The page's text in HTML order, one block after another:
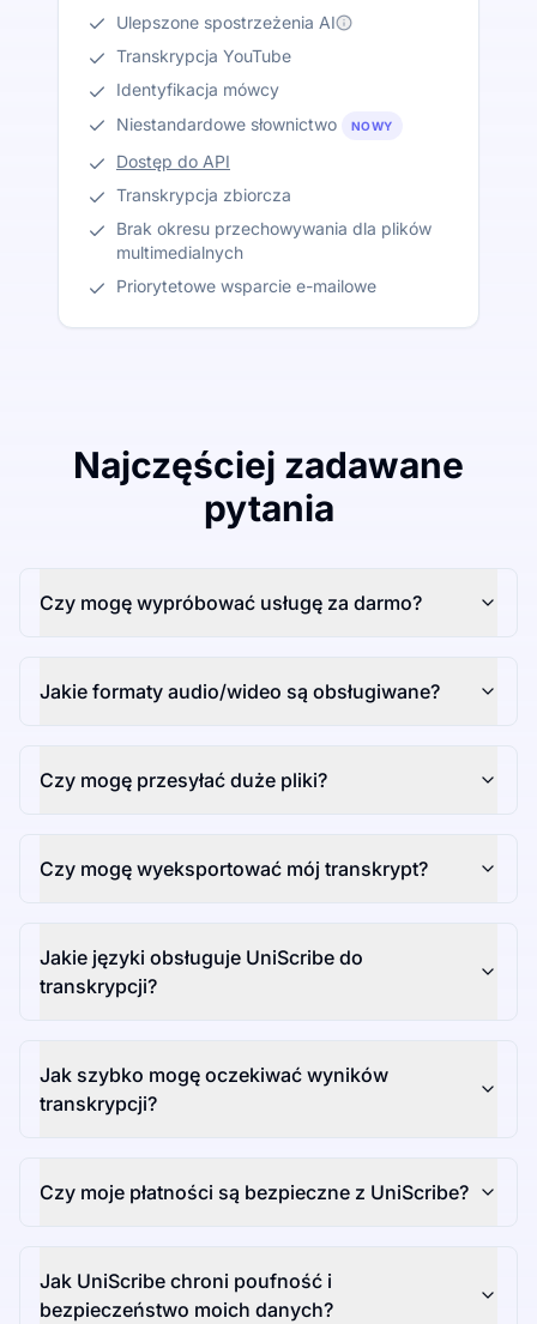
Ulepszone spostrzeżenia AI
Transkrypcja YouTube
Identyfikacja mówcy
Niestandardowe słownictwo
NOWY
Dostęp do API
Transkrypcja zbiorcza
Brak okresu przechowywania dla plików
multimedialnych
Priorytetowe wsparcie e-mailowe
Najczęściej zadawane
pytania
Czy mogę wypróbować usługę za darmo?
Jakie formaty audio/wideo są obsługiwane?
Czy mogę przesyłać duże pliki?
Czy mogę wyeksportować mój transkrypt?
Jakie języki obsługuje UniScribe do
transkrypcji?
Jak szybko mogę oczekiwać wyników
transkrypcji?
Czy moje płatności są bezpieczne z UniScribe?
Jak UniScribe chroni poufność i
bezpieczeństwo moich danych?